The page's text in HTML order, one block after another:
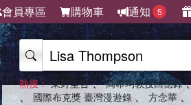
會員專區 購物車 通知 5
熱搜： 東野圭吾 、 高希均教授回憶錄
、 國際布克獎 臺灣漫遊錄 、 方念華 、